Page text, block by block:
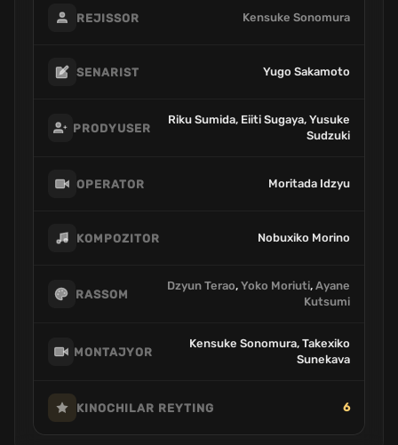
REJISSOR Kensuke Sonomura
SENARIST Yugo Sakamoto
PRODYUSER
Riku Sumida, Eiiti Sugaya, Yusuke
Sudzuki
OPERATOR Moritada Idzyu
KOMPOZITOR Nobuxiko Morino
RASSOM
Dzyun Terao, Yoko Moriuti, Ayane
Kutsumi
MONTAJYOR
Kensuke Sonomura, Takexiko
Sunekava
KINOCHILAR REYTING 6